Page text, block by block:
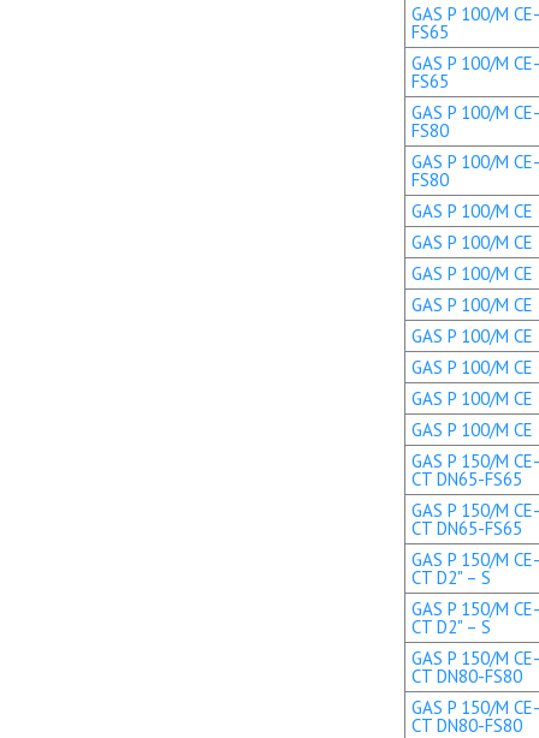
GAS P 100/M
FS65
GAS P 100/M
FS65
GAS P 100/M
FS80
GAS P 100/M
FS80
GAS P 100/M
GAS P 100/M
GAS P 100/M
GAS P 100/M
GAS P 100/M CE
GAS P 100/M
GAS P 100/M
GAS P 100/M
GAS P 150/M
CT DN65-FS65
GAS P 150/M
CT DN65-FS65
GAS P 150/M
CT D2" – S
GAS P 150/M
CT D2" – S
GAS P 150/M
CT DN80-FS80
GAS P 150/M
CT DN80-FS80